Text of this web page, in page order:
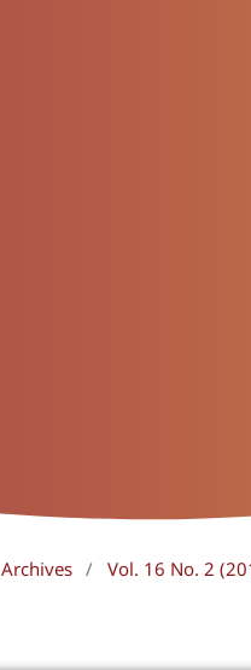
Archives / Vol. 16 No. 2